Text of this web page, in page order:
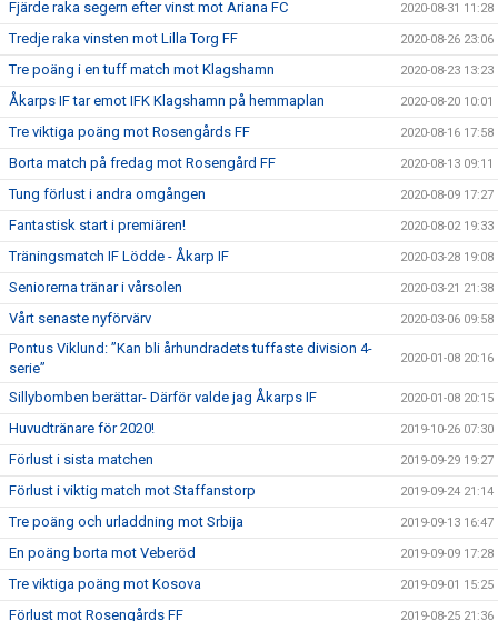
Fjärde raka segern efter vinst mot Ariana FC 2020-08-31 11:28
Tredje raka vinsten mot Lilla Torg FF 2020-08-26 23:06
Tre poäng i en tuff match mot Klagshamn 2020-08-23 13:23
Åkarps IF tar emot IFK Klagshamn på hemmaplan 2020-08-20 10:01
Tre viktiga poäng mot Rosengårds FF 2020-08-16 17:58
Borta match på fredag mot Rosengård FF 2020-08-13 09:11
Tung förlust i andra omgången 2020-08-09 17:27
Fantastisk start i premiären! 2020-08-02 19:33
Träningsmatch IF Lödde - Åkarp IF 2020-03-28 19:08
Seniorerna tränar i vårsolen 2020-03-21 21:38
Vårt senaste nyförvärv 2020-03-06 09:58
Pontus Viklund: ”Kan bli århundradets tuffaste division 4-
serie”
2020-01-08 20:16
Sillybomben berättar- Därför valde jag Åkarps IF 2020-01-08 20:15
Huvudtränare för 2020! 2019-10-26 07:30
Förlust i sista matchen 2019-09-29 19:27
Förlust i viktig match mot Staffanstorp 2019-09-24 21:14
Tre poäng och urladdning mot Srbija 2019-09-13 16:47
En poäng borta mot Veberöd 2019-09-09 17:28
Tre viktiga poäng mot Kosova 2019-09-01 15:25
Förlust mot Rosengårds FF 2019-08-25 21:36